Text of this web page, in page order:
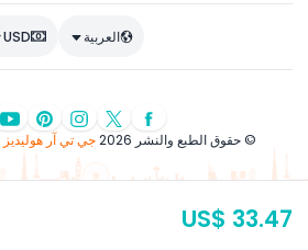
US$ 33.47
العربية USD
© حقوق الطبع والنشر 2026 جي تي آر هوليديز